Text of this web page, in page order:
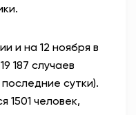
и на 12 ноября в
187 случаев
сутки).
1501 человек,